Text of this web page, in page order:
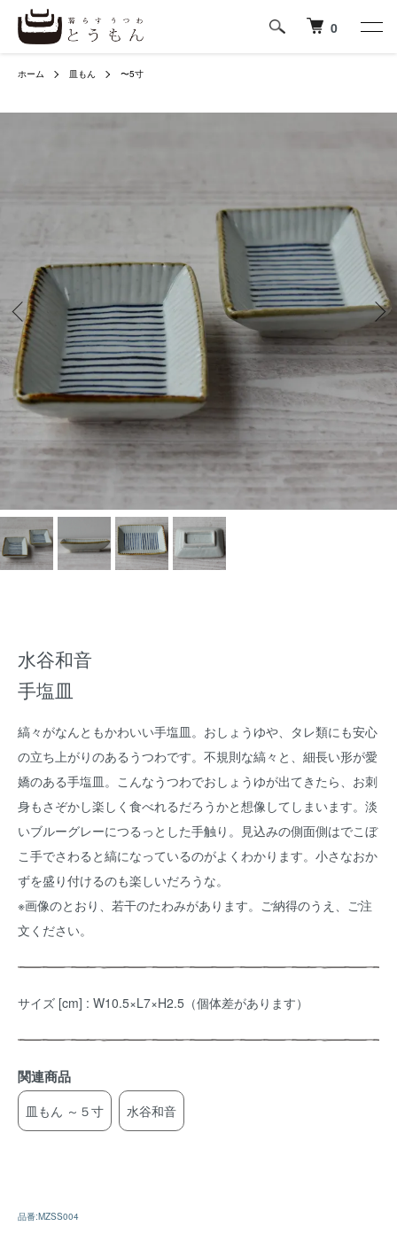
0
ホーム 皿もん 〜5寸
水谷和音
手塩皿
縞々がなんともかわいい手塩皿。おしょうゆや、タレ類にも安心
の立ち上がりのあるうつわです。不規則な縞々と、細長い形が愛
嬌のある手塩皿。こんなうつわでおしょうゆが出てきたら、お刺
身もさぞかし楽しく食べれるだろうかと想像してしまいます。淡
いブルーグレーにつるっとした手触り。見込みの側面側はでこぼ
こ手でさわると縞になっているのがよくわかります。小さなおか
ずを盛り付けるのも楽しいだろうな。
※画像のとおり、若干のたわみがあります。ご納得のうえ、ご注
文ください。
サイズ [cm] : W10.5×L7×H2.5（個体差があります）
関連商品
皿もん ～５寸 水谷和音
品番:MZSS004